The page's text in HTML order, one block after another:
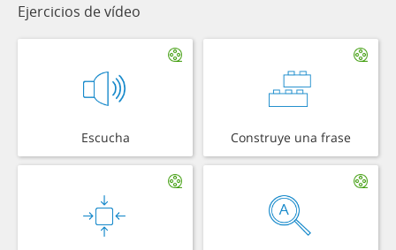
Ejercicios de vídeo
Escucha Construye una frase